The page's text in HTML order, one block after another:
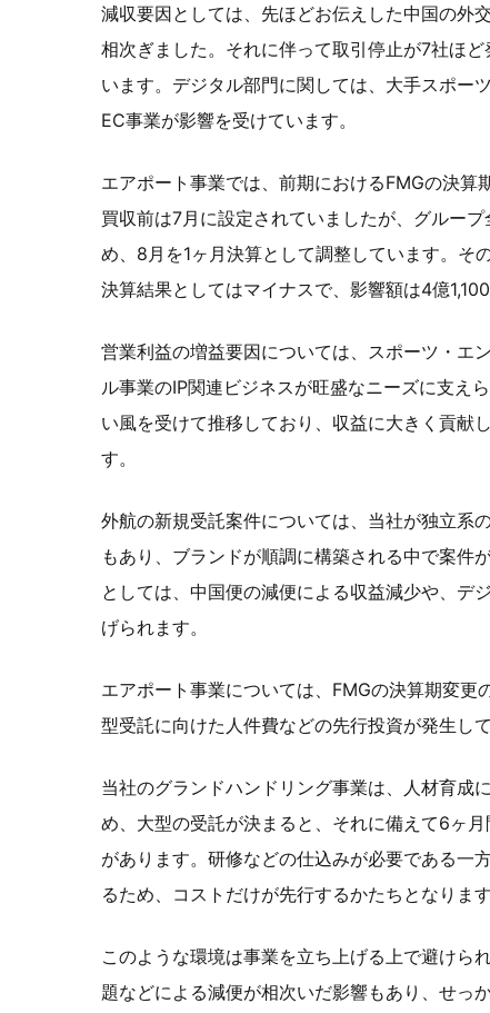
減収要因としては、先ほどお伝えした中国の外
相次ぎました。それに伴って取引停止が7社ほ
います。デジタル部門に関しては、大手スポー
EC事業が影響を受けています。
エアポート事業では、前期におけるFMGの決算
買収前は7月に設定されていましたが、グルー
め、8月を1ヶ月決算として調整しています。そ
決算結果としてはマイナスで、影響額は4億1,100
営業利益の増益要因については、スポーツ・エ
ル事業のIP関連ビジネスが旺盛なニーズに支え
い風を受けて推移しており、収益に大きく貢献
す。
外航の新規受託案件については、当社が独立系
もあり、ブランドが順調に構築される中で案件
としては、中国便の減便による収益減少や、デ
げられます。
エアポート事業については、FMGの決算期変更
型受託に向けた人件費などの先行投資が発生して
当社のグランドハンドリング事業は、人材育成
め、大型の受託が決まると、それに備えて6ヶ
があります。研修などの仕込みが必要である一
るため、コストだけが先行するかたちとなります
このような環境は事業を立ち上げる上で避けら
題などによる減便が相次いだ影響もあり、せっ